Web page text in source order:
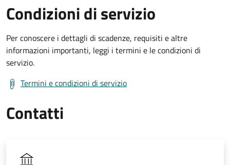
Condizioni di servizio
Per conoscere i dettagli di scadenze, requisiti e altre
informazioni importanti, leggi i termini e le condizioni di
servizio.
Termini e condizioni di servizio
Contatti